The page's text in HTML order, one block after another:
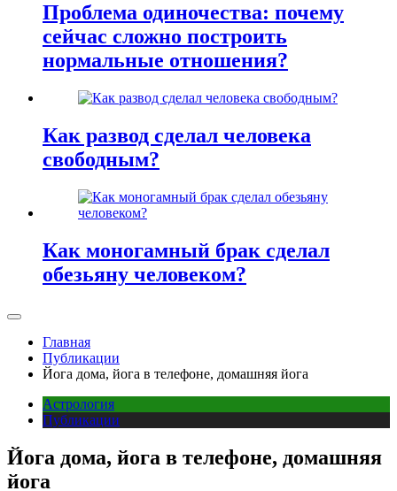
Проблема одиночества: почему
сейчас сложно построить
нормальные отношения?
Как развод сделал человека
свободным?
Как моногамный брак сделал
обезьяну человеком?
Главная
Публикации
Йога дома, йога в телефоне, домашняя йога
Астрология
Публикации
Йога дома, йога в телефоне, домашняя
йога